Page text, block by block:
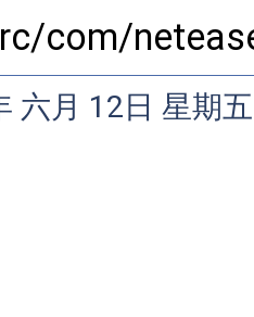
com/
六月 12日 星期